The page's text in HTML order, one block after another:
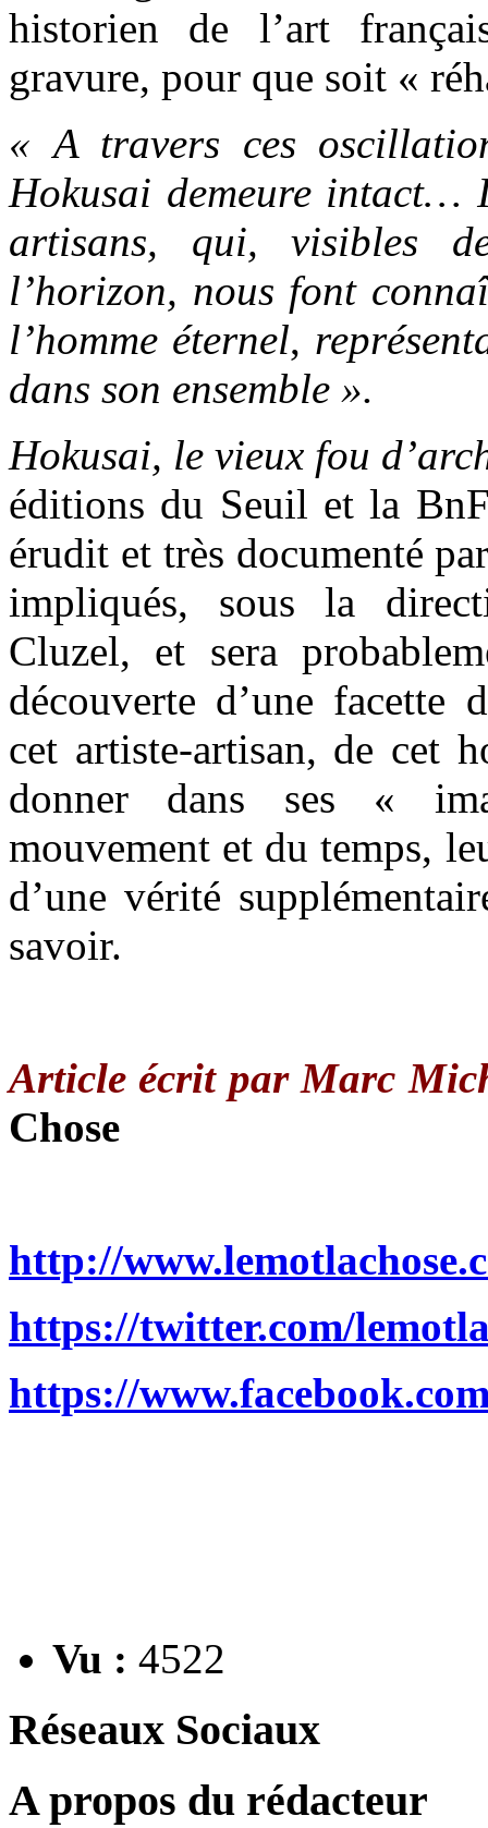
historien de l’art
gravure, pour que soit «
« A travers ces
Hokusai demeure intact…
artisans, qui, visibles
l’horizon, nous font
l’homme éternel,
dans son ensemble ».
Hokusai, le vieux fou
éditions du Seuil et la
érudit et très documenté
impliqués, sous la
Cluzel, et sera
découverte d’une facette
cet artiste-artisan, de cet
donner dans ses «
mouvement et du temps,
d’une vérité
savoir.
Article écrit par Marc
Chose
http://
https://twitter.com/
https://
Vu : 4522
Réseaux Sociaux
A propos du rédacteur